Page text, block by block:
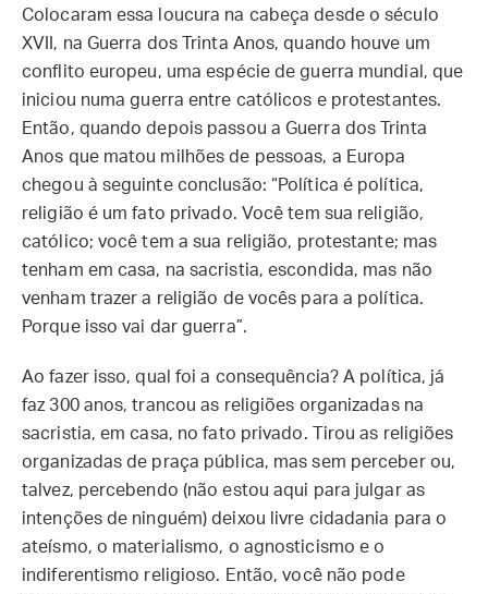
Colocaram essa loucura na cabeça desde o século
XVII, na Guerra dos Trinta Anos, quando houve um
conflito europeu, uma espécie de guerra mundial, que
iniciou numa guerra entre católicos e protestantes.
Então, quando depois passou a Guerra dos Trinta
Anos que matou milhões de pessoas, a Europa
chegou à seguinte conclusão: “Política é política,
religião é um fato privado. Você tem sua religião,
católico; você tem a sua religião, protestante; mas
tenham em casa, na sacristia, escondida, mas não
venham trazer a religião de vocês para a política.
Porque isso vai dar guerra”.
Ao fazer isso, qual foi a consequência? A política, já
faz 300 anos, trancou as religiões organizadas na
sacristia, em casa, no fato privado. Tirou as religiões
organizadas de praça pública, mas sem perceber ou,
talvez, percebendo (não estou aqui para julgar as
intenções de ninguém) deixou livre cidadania para o
ateísmo, o materialismo, o agnosticismo e o
indiferentismo religioso. Então, você não pode